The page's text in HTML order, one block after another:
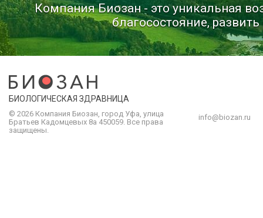
Компания Биозан - это уникальная
благосостояние,
БИОЛОГИЧЕСКАЯ ЗДРАВНИЦА
© 2026 Компания Биозан город Уфа , улица
Братьев Кадомцевых 8а 450059 Все права
защищены.
info@biozan.ru